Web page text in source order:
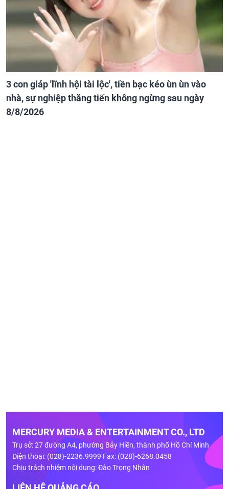
3 con giáp 'lĩnh hội tài lộc', tiền bạc kéo ùn ùn vào
nhà, sự nghiệp thăng tiến không ngừng sau ngày
8/8/2026
MERCURY MEDIA & ENTERTAINMENT CO., LTD
Trụ sở: 27 đường A4, phường Bảy Hiền, thành phố Hồ Chí Minh
Điện thoại: (028)-2236.9999 Fax: (028)-6268.0458
Chịu trách nhiệm nội dung: Đào Trọng Nhân